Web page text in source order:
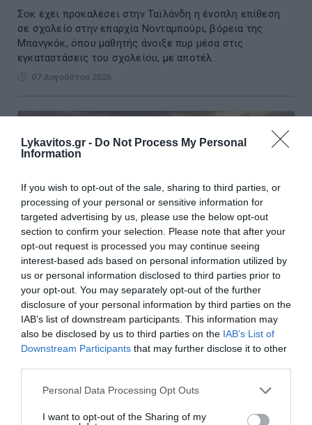
Lykavitos.gr - Do Not Process My Personal
Information
If you wish to opt-out of the sale, sharing to third parties, or
processing of your personal or sensitive information for
targeted advertising by us, please use the below opt-out
section to confirm your selection. Please note that after your
opt-out request is processed you may continue seeing
interest-based ads based on personal information utilized by
us or personal information disclosed to third parties prior to
your opt-out. You may separately opt-out of the further
disclosure of your personal information by third parties on the
IAB’s list of downstream participants. This information may
also be disclosed by us to third parties on the IAB’s List of
Downstream Participants that may further disclose it to other
Please note that this website/app uses one or more Google
not limited to your visit or usage behaviour. You may click to
Personal Data Processing Opt Outs
I want to opt-out of the Sharing of my
Σοκ έχει προκαλέσει στην Ταϊλάνδη η ένοπλη επίθεση
σε σχολείο στην επαρχία Νονταμπούρι, βόρεια της
Μπανγκόκ, όπου μαθητής άνοιξε πυρ μέσα στις
εγκαταστάσεις του σχολείου, με αποτέλ...
07 Αυγούστου 2026
Τεχεράνη: Πιθανός ο αποκλεισμός των Στενών
του Ορμούζ για «εχθρικά» πλοία – Σκέψεις για
Το αρχικό κείμενο της συμφωνίας που επετεύχθη με το
του Ιράν. Το νομοσχέδιο θα απαγορεύει σε «πλοία από